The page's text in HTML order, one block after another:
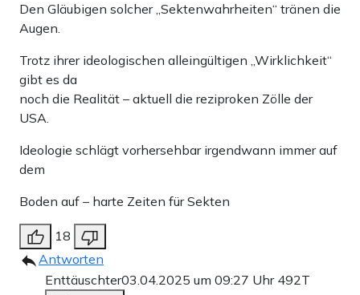
Den Gläubigen solcher „Sektenwahrheiten“ tränen die
Augen.
Trotz ihrer ideologischen alleingültigen „Wirklichkeit“
gibt es da
noch die Realität – aktuell die reziproken Zölle der
USA.
Ideologie schlägt vorhersehbar irgendwann immer auf
dem
Boden auf – harte Zeiten für Sekten
18
Antworten
Enttäuschter03.04.2025 um 09:27 Uhr 492T